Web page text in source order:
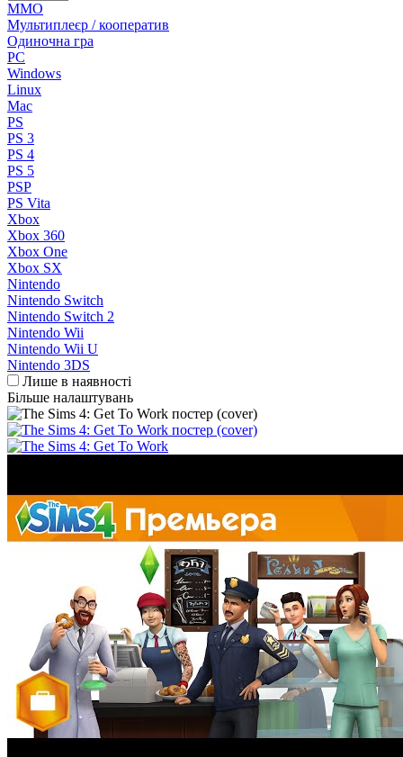
MMO
Мультиплеєр / кооператив
Одиночна гра
PC
Windows
Linux
Mac
PS
PS 3
PS 4
PS 5
PSP
PS Vita
Xbox
Xbox 360
Xbox One
Xbox SX
Nintendo
Nintendo Switch
Nintendo Switch 2
Nintendo Wii
Nintendo Wii U
Nintendo 3DS
Лише в наявності
Більше налаштувань